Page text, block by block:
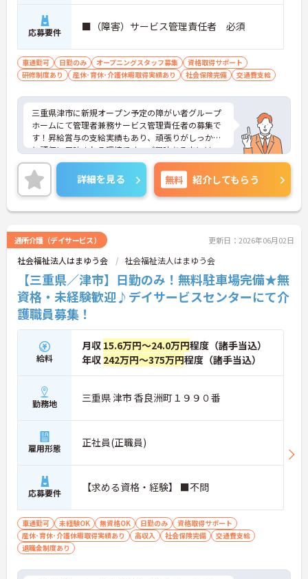
応募要件 ■（障害）サービス管理責任者 必須
車通勤可 日勤のみ オープニングスタッフ募集
資格取得サポート
研修制度あり
産休･育休･介護休暇取得実績あり 社会保険完備 交通費支給
三重県津市に新規オープン予定の障がい者グループ
ホームにて管理者兼務サービス管理責任者の募集で
す！昇給賞与の支給実績もあり、頑張りがしっかり
と評価に反映される環境です。ご興味ある方には、
面接対策ポイントなど、さらに詳細をお話しいたし
ますのでお気軽にご相談ください！
詳細を見る 無料 紹介してもらう
通所介護（デイサービス） 更新日：2026年06月02日
社会福祉法人はまゆう会 社会福祉法人はまゆう会
【三重県／津市】日勤のみ！無料駐車場完備★無
資格・未経験歓迎♪デイサービスセンターにて介
護職員募集！
給料
月収 15.6万円～24.0万円程度（諸手当込）
年収 242万円～375万円程度（諸手当込）
勤務地 三重県 津市 香良洲町１９９０番
雇用形態 正社員(正職員)
応募要件 【求める資格・経験】 ■不問
車通勤可 未経験OK 無資格OK 日勤のみ
資格取得サポート
産休･育休･介護休暇取得実績あり
高収入 社会保険完備
交通費支給
退職金制度あり